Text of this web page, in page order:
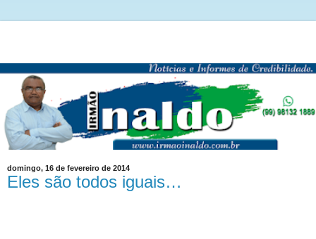
domingo, 16 de fevereiro de 2014
Eles são todos iguais…